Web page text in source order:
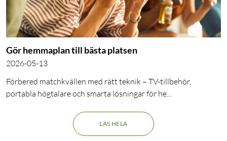
Gör hemmaplan till bästa platsen
2026-05-13
Förbered matchkvällen med rätt teknik – TV-tillbehör,
portabla högtalare och smarta lösningar för he...
LÄS HELA